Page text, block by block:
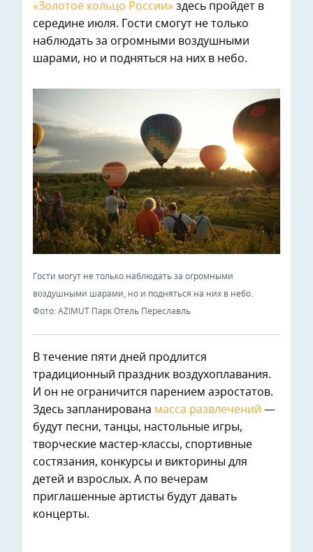
«Золотое кольцо России» здесь пройдет в
середине июля. Гости смогут не только
наблюдать за огромными воздушными
шарами, но и подняться на них в небо.
Гости могут не только наблюдать за огромными
воздушными шарами, но и подняться на них в небо.
Фото: AZIMUT Парк Отель Переславль
В течение пяти дней продлится
традиционный праздник воздухоплавания.
И он не ограничится парением аэростатов.
Здесь запланирована масса развлечений —
будут песни, танцы, настольные игры,
творческие мастер-классы, спортивные
состязания, конкурсы и викторины для
детей и взрослых. А по вечерам
приглашенные артисты будут давать
концерты.